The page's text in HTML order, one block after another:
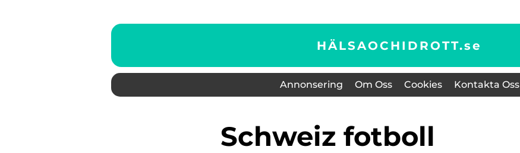
HÄLSAOCHIDROTT.se
Annonsering Om Oss Cookies Kontakta Oss
schweiz fotboll